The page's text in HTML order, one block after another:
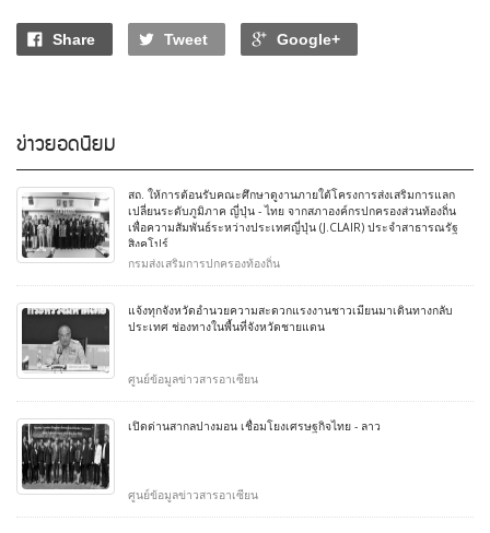
Share Tweet Google+
ข่าวยอดนิยม
สถ. ให้การต้อนรับคณะศึกษาดูงานภายใต้โครงการส่งเสริมการแลก
เปลี่ยนระดับภูมิภาค ญี่ปุ่น - ไทย จากสภาองค์กรปกครองส่วนท้องถิ่น
เพื่อความสัมพันธ์ระหว่างประเทศญี่ปุ่น (J.CLAIR) ประจำสาธารณรัฐ
สิงคโปร์
กรมส่งเสริมการปกครองท้องถิ่น
แจ้งทุกจังหวัดอำนวยความสะดวกแรงงานชาวเมียนมาเดินทางกลับ
ประเทศ ช่องทางในพื้นที่จังหวัดชายแดน
ศูนย์ข้อมูลข่าวสารอาเซียน
เปิดด่านสากลปางมอน เชื่อมโยงเศรษฐกิจไทย - ลาว
ศูนย์ข้อมูลข่าวสารอาเซียน